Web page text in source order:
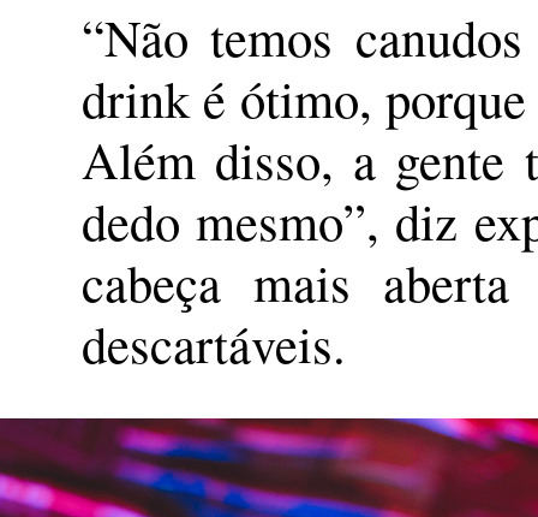
“Não temos
drink é ótimo,
Além disso, a gente
dedo mesmo”, diz
cabeça mais
descartáveis.